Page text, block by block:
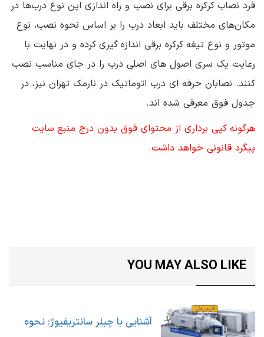
فرد نصاب کرکره برقی برای نصب و راه اندازی این نوع درب‌ها در
مکان‌های مختلف باید ابعاد درب را بر اساس نحوه نصب، نوع
موتور و نوع تیغه کرکره برقی اندازه گیری کرده و در نهایت با
رعایت یک سری اصول های اصلی درب را در جای مناسب نصب
کنند. نصابان حرفه ای درب اتوماتیک در نارمک تهران نیز، در
جدول فوق معرفی شده اند.
هرگونه کپی برداری از محتوای فوق بدون درج منبع سایت
پیگرد قانونی خواهد داشت.
YOU MAY ALSO LIKE
آشنایی با چیلر سانتریفیوژ: نحوه